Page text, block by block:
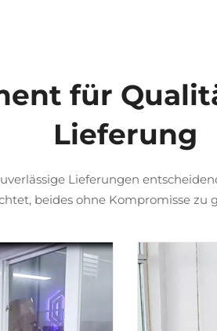
für
Lieferung
Lieferungen
beides ohne Kompromisse zu